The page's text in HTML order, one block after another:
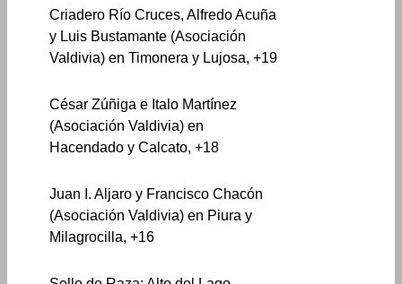
Criadero Río Cruces, Alfredo Acuña
y Luis Bustamante (Asociación
Valdivia) en Timonera y Lujosa, +19
César Zúñiga e Italo Martínez
(Asociación Valdivia) en
Hacendado y Calcato, +18
Juan I. Aljaro y Francisco Chacón
(Asociación Valdivia) en Piura y
Milagrocilla, +16